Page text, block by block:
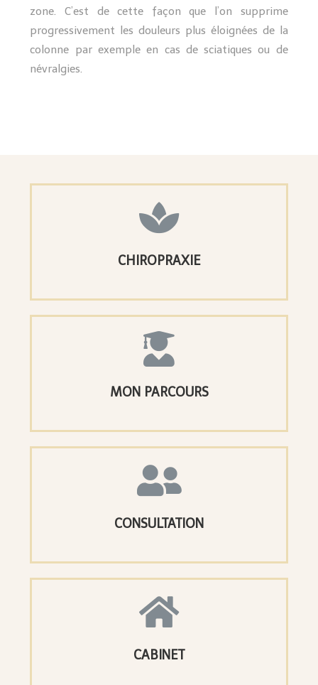
zone. C’est de cette façon que l’on supprime
progressivement les douleurs plus éloignées de la
colonne par exemple en cas de sciatiques ou de
névralgies.
CHIROPRAXIE
MON PARCOURS
CONSULTATION
CABINET